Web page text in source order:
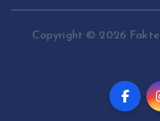
Copyright © 2026